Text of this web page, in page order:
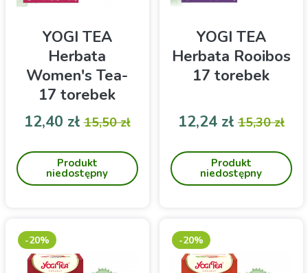
YOGI TEA
Herbata
Women's Tea-
17 torebek
herbata Yogi Tea
Women's Tea to lukrecja,
mięta, malina, rumianek i
w saszetkach do
zaparzania. Polecana
zwłaszcza kobietom!
Cena
12,40 złCena podstawowa
15,50 zł
Produkt
niedostępny
YOGI TEA
Herbata Rooibos
17 torebek
Rooibos z dodatkiem
goździków, cynamonu i
imbiru w saszetkach do
Cena
12,24 złCena
15,30 zł
Produkt
niedostępny
-20% -20%